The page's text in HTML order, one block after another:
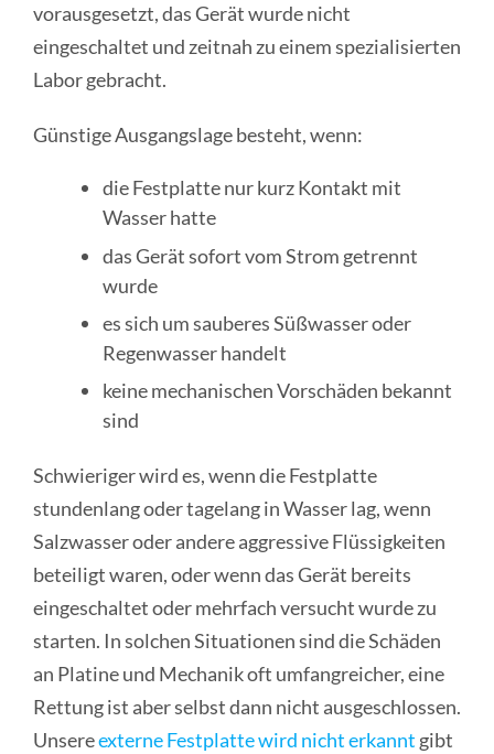
vorausgesetzt, das Gerät wurde nicht
eingeschaltet und zeitnah zu einem spezialisierten
Labor gebracht.
Günstige Ausgangslage besteht, wenn:
die Festplatte nur kurz Kontakt mit
Wasser hatte
das Gerät sofort vom Strom getrennt
wurde
es sich um sauberes Süßwasser oder
Regenwasser handelt
keine mechanischen Vorschäden bekannt
sind
Schwieriger wird es, wenn die Festplatte
stundenlang oder tagelang in Wasser lag, wenn
Salzwasser oder andere aggressive Flüssigkeiten
beteiligt waren, oder wenn das Gerät bereits
eingeschaltet oder mehrfach versucht wurde zu
starten. In solchen Situationen sind die Schäden
an Platine und Mechanik oft umfangreicher, eine
Rettung ist aber selbst dann nicht ausgeschlossen.
Unsereexterne Festplatte wird nicht erkannt gibt